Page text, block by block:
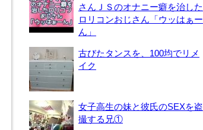
さんＪＳのオナニー癖を治した
ロリコンおじさん「ウッはぁー
ん」
古びたタンスを、100均でリメ
イク
女子高生の妹と彼氏のSEXを盗
撮する兄①